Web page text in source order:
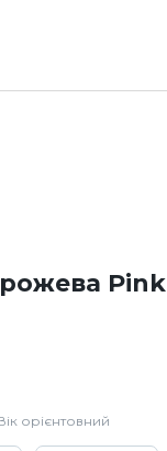
Pink
орієнтовний